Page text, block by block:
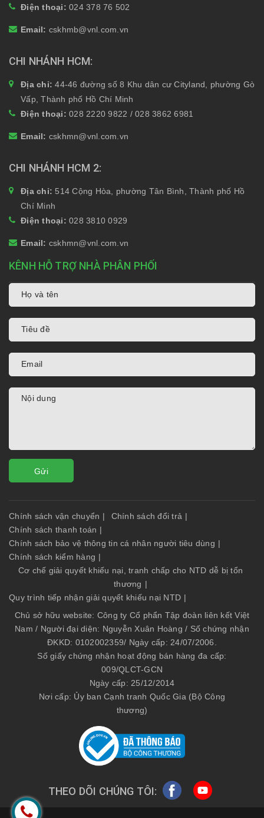
Điện thoại: 024 378 76 502
Email: cskhmb@vnl.com.vn
CHI NHÁNH HCM
Địa chỉ:44-46 đường số 8 Khu dân cư Cityland, phường Gò
Vấp, Thành phố Hồ Chí Minh
Điện thoại: 028 2220 9822 / 028 3862 6981
Email: cskhmn@vnl.com.vn
CHI NHÁNH HCM 2
Địa chỉ: 514 Cộng Hòa, phường Tân Bình, Thành phố Hồ
Chí Minh
Điện thoại: 028 3810 0929
Email: cskhmn@vnl.com.vn
KÊNH HỖ TRỢ NHÀ PHÂN PHỐI
Gửi
Chính sách vận chuyển | Chính sách đổi trả |
Chính sách thanh toán |
Chính sách bảo vệ thông tin cá nhân người tiêu dùng |
Chính sách kiểm hàng |
Cơ chế giải quyết khiếu nại, tranh chấp cho NTD dễ bị tổn
thương |
Quy trình tiếp nhận giải quyết khiếu nại NTD |
Chủ sở hữu website: Công ty Cổ phẩn Tập đoàn liên kết Việt
Nam / Người đại diện: Nguyễn Xuân Hoàng / Số chứng nhận
ĐKKD: 0102002359/ Ngày cấp: 24/07/2006.
Số giấy chứng nhận hoạt động bán hàng đa cấp:
009/QLCT-GCN
Ngày cấp: 25/12/2014
Nơi cấp: Ủy ban Cạnh tranh Quốc Gia (Bộ Công
thương)
THEO DÕI CHÚNG TÔI